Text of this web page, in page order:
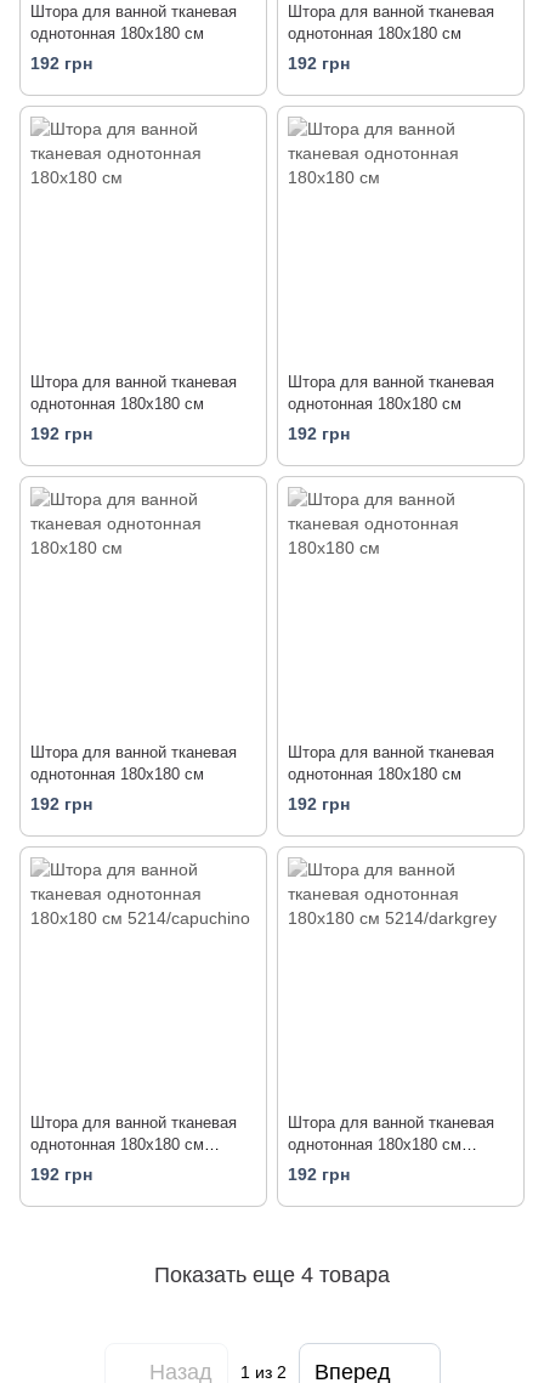
Штора для ванной тканевая
однотонная 180x180 см
192 грн
Штора для ванной тканевая
однотонная 180x180 см
192 грн
Штора для ванной тканевая
однотонная 180x180 см
192 грн
Штора для ванной тканевая
однотонная 180x180 см
192 грн
Штора для ванной тканевая
однотонная 180x180 см
192 грн
Штора для ванной тканевая
однотонная 180x180 см
192 грн
Штора для ванной тканевая
однотонная 180x180 см
5214/capuchino
192 грн
Штора для ванной тканевая
однотонная 180x180 см
5214/darkgrey
192 грн
Показать еще 4 товара
Назад 1из 2 Вперед